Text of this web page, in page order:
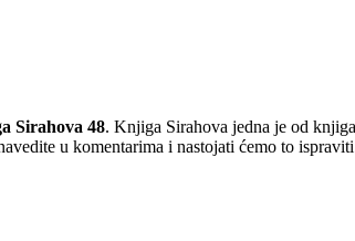
Sirahova 48. Knjiga Sirahova jedna je od
u komentarima i nastojati ćemo to